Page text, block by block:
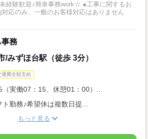
未経験歓迎♪簡単事務work☆ ●工事に関するお
応のみ、一般のお客様対応はありません
務
/みずほ台駅（徒歩 3分）
通費全額支給
実働07：15、休憩01：00）...
勤務♪希望休は複数日提...
もっと見る